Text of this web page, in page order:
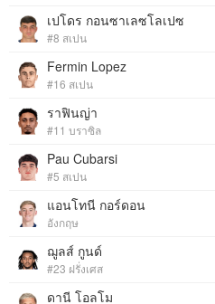
เปโดร กอนซาเลซโลเปซ
#8 สเปน
Fermin Lopez
#16 สเปน
ราฟินญ่า
#11 บราซิล
Pau Cubarsi
#5 สเปน
แอนโทนี กอร์ดอน
อังกฤษ
ฌูลส์ กูนด์
#23 ฝรั่งเศส
ดานี โอลโม